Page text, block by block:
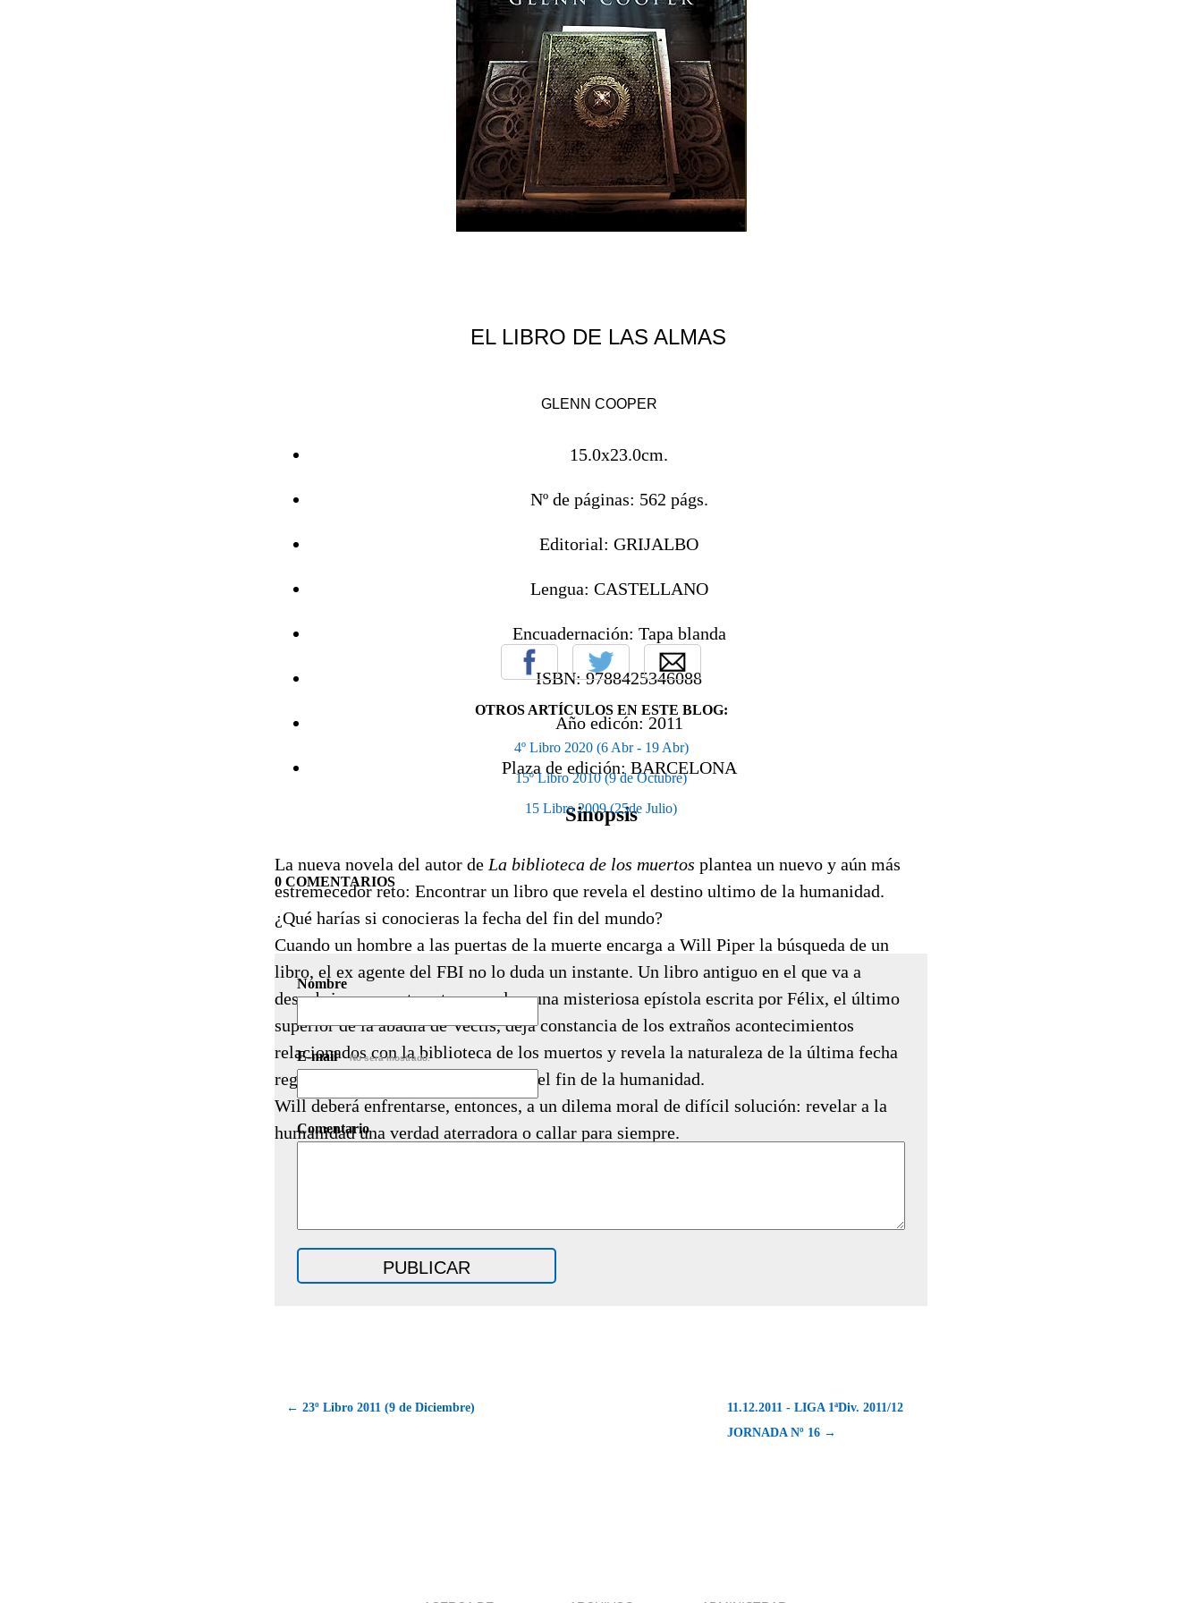
EL LIBRO DE LAS ALMAS
GLENN COOPER
15.0x23.0cm.
Nº de páginas: 562 págs.
Editorial: GRIJALBO
Lengua: CASTELLANO
Encuadernación: Tapa blanda
ISBN:9788425346088
Año edicón: 2011
Plaza de edición: BARCELONA
Sinopsis
La nueva novela del autor de La biblioteca de los muertos plantea un nuevo y aún más
estremecedor reto: Encontrar un libro que revela el destino ultimo de la humanidad.
¿Qué harías si conocieras la fecha del fin del mundo?
Cuando un hombre a las puertas de la muerte encarga a Will Piper la búsqueda de un
libro, el ex agente del FBI no lo duda un instante. Un libro antiguo en el que va a
descubrir un secreto estremecedor: una misteriosa epístola escrita por Félix, el último
superior de la abadía de Vectis, deja constancia de los extraños acontecimientos
relacionados con la biblioteca de los muertos y revela la naturaleza de la última fecha
registrada: el 9 de febrero de 2027...el fin de la humanidad.
Will deberá enfrentarse, entonces, a un dilema moral de difícil solución: revelar a la
humanidad una verdad aterradora o callar para siempre.
OTROS ARTÍCULOS EN ESTE BLOG:
4º Libro 2020 (6 Abr - 19 Abr)
15º Libro 2010 (9 de Octubre)
15 Libro 2009 (25de Julio)
0 COMENTARIOS
Nombre
E-mail No será mostrado.
Comentario
← 23º Libro 2011 (9 de Diciembre)
11.12.2011 - LIGA 1ªDiv. 2011/12
JORNADA Nº 16 →